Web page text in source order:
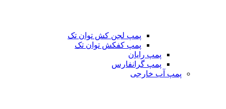
پمپ لجن کش توان تک
پمپ کفکش توان تک
پمپ رایان
پمپ گرانفارس
پمپ آب خارجی